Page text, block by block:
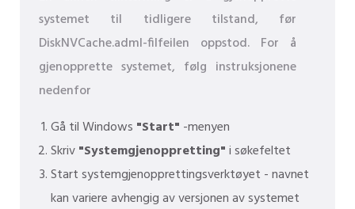
systemet til tidligere tilstand, før
DiskNVCache.adml-filfeilen oppstod. For å
gjenopprette systemet, følg instruksjonene
nedenfor
Gå til Windows "Start" -menyen
Skriv"Systemgjenoppretting"i søkefeltet
Start systemgjenopprettingsverktøyet - navnet
kan variere avhengig av versjonen av systemet